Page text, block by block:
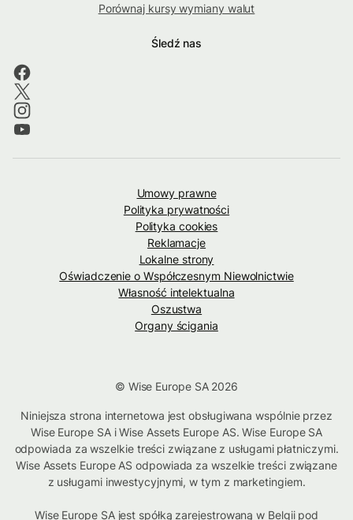
Porównaj kursy wymiany walut
Śledź nas
Umowy prawne
Polityka prywatności
Polityka cookies
Reklamacje
Lokalne strony
Oświadczenie o Współczesnym Niewolnictwie
Własność intelektualna
Oszustwa
Organy ścigania
© Wise Europe SA 2026
Niniejsza strona internetowa jest obsługiwana wspólnie przez
Wise Europe SA i Wise Assets Europe AS. Wise Europe SA
odpowiada za wszelkie treści związane z usługami płatniczymi.
Wise Assets Europe AS odpowiada za wszelkie treści związane
z usługami inwestycyjnymi, w tym z marketingiem.
Wise Europe SA jest spółką zarejestrowaną w Belgii pod